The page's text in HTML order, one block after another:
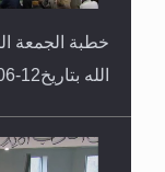
خطبة الجمعة
الله بتاريخ12-06-2026